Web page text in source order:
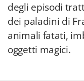
degli episodi
dei paladini di
animali fatati,
oggetti magici.